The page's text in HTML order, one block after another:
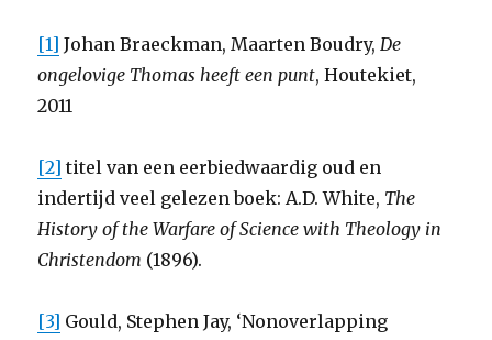
[1] Johan Braeckman, Maarten Boudry,De
ongelovige Thomas heeft een punt, Houtekiet,
2011
[2] titel van een eerbiedwaardig oud en
indertijd veel gelezen boek: A.D. White, The
History of the Warfare of Science with Theology in
Christendom (1896).
[3] Gould, Stephen Jay, ‘Nonoverlapping